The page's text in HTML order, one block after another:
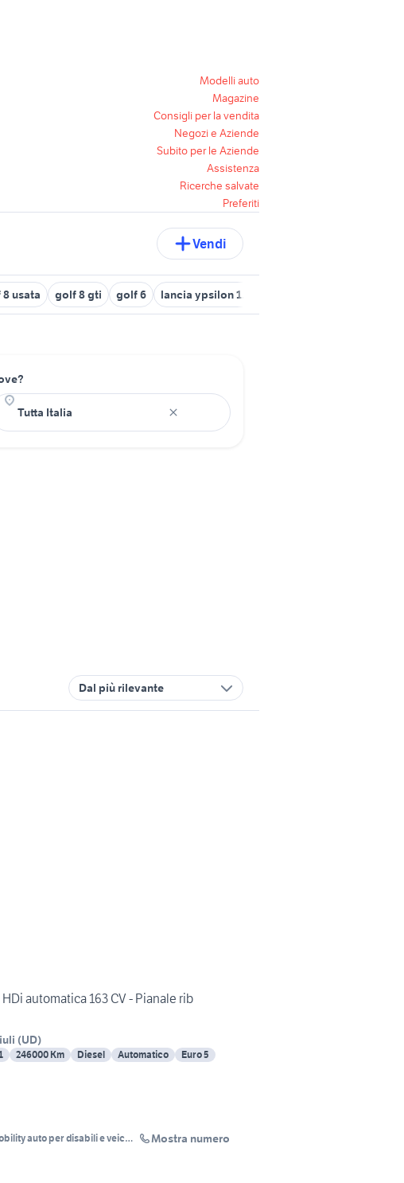
Modelli auto
Magazine
Consigli per la vendita
Negozi e Aziende
Subito per le Aziende
Assistenza
Ricerche salvate
Preferiti
Vendi
usata golf 8 gti golf 6 lancia ypsilon 1.2
Dal più rilevante
automatica 163 CV - Pianale rib
(UD)
246000 Km Diesel Automatico Euro 5
auto per disabili e veicoli
Mostra numero